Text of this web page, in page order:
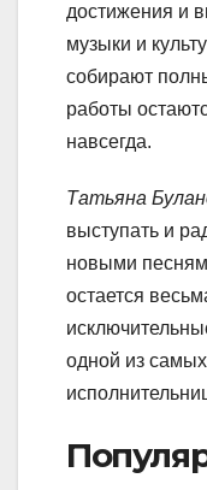
достижения и
музыки и
собирают
работы
навсегда.
Татьяна
выступать и
новыми
остается
одной из